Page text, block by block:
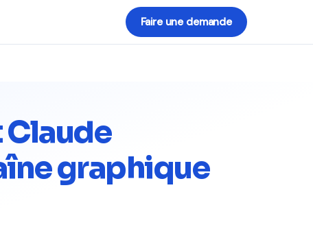
Faire une demande
graphique